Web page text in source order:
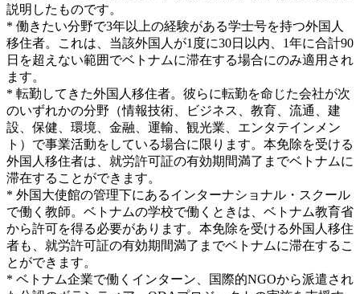
説明したものです。
* 働きたい分野で3年以上の経験がある学士号を持つ外国人
移住者。これは、当該外国人が1度に30日以内、1年に合計90
日を超えない範囲でベトナムに滞在する場合にのみ適用され
ます。
* 転勤してきた外国人移住者。彼らに転勤を命じた会社が次
のいずれかの分野（情報技術、ビジネス、教育、流通、建
設、保健、環境、金融、運輸、観光業、エンタテインメン
ト）で事業活動をしている場合に限ります。本免除を受ける
外国人移住者は、就労許可証の有効期間満了までベトナムに
滞在することができます。
* 外国大使館の管理下にあるインターナショナル・スクール
で働く教師。ベトナムの学校で働くときは、ベトナム教育省
から許可を得る必要があります。本免除を受ける外国人移住
者も、就労許可証の有効期間満了までベトナムに滞在するこ
とができます。
* ベトナム企業で働くインターン、国際的NGOから派遣され